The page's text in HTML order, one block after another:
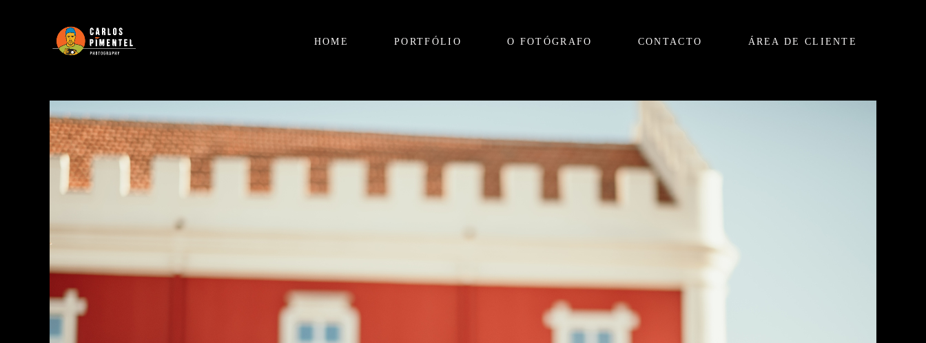
HOME PORTFÓLIO O FOTÓGRAFO CONTACTO ÁREA DE CLIENTE